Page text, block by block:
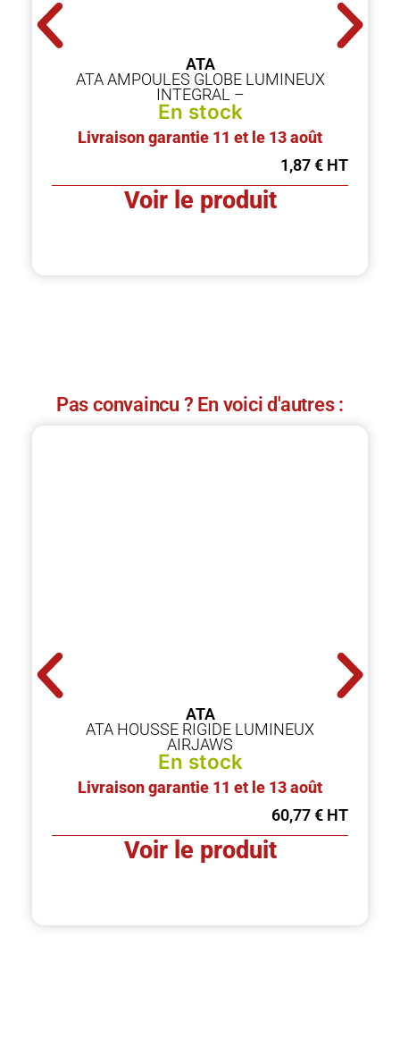
ATA
ATA AMPOULES GLOBE LUMINEUX
INTEGRAL –
En stock
Livraison garantie 11 et le 13 août
1,87€
Voir le produit
Pas convaincu ? En voici d'autres :
ATA
ATA HOUSSE RIGIDE LUMINEUX
AIRJAWS
En stock
Livraison garantie 11 et le 13 août
60,77€
Voir le produit